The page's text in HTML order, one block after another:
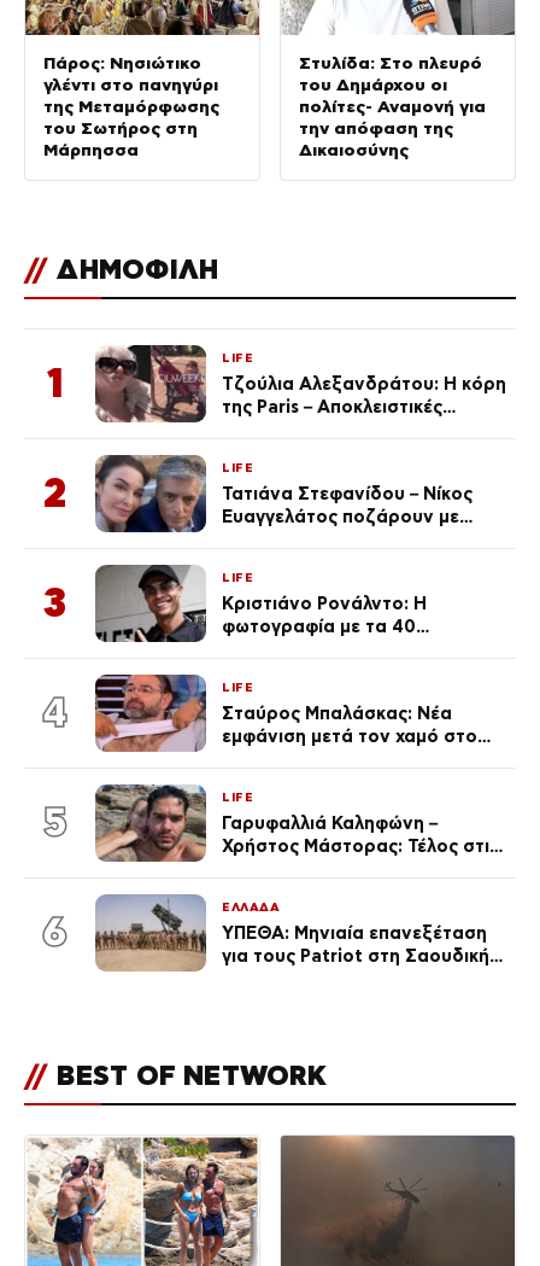
Πάρος: Νησιώτικο
γλέντι στο πανηγύρι
της Μεταμόρφωσης
του Σωτήρος στη
Μάρπησσα
Στυλίδα: Στο πλευρό
του Δημάρχου οι
πολίτες- Αναμονή για
την απόφαση της
Δικαιοσύνης
// ΔΗΜΟΦΙΛΗ
1
LIFE
Τζούλια Αλεξανδράτου: Η κόρη
της Paris – Αποκλειστικές
2
LIFE
Τατιάνα Στεφανίδου – Νίκος
Ευαγγελάτος ποζάρουν με
3
LIFE
Κριστιάνο Ρονάλντο: Η
φωτογραφία με τα 40
εκ. likes
4
LIFE
Σταύρος Μπαλάσκας: Νέα
εμφάνιση μετά τον χαμό στο
5
LIFE
Γαρυφαλλιά Καληφώνη –
Χρήστος Μάστορας: Τέλος στις
6
ΕΛΛΑΔΑ
ΥΠΕΘΑ: Μηνιαία επανεξέταση
για τους Patriot στη Σαουδική
// BEST OF NETWORK